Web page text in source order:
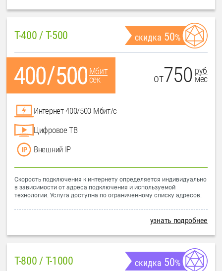
T-400 / T-500 скидка 50%
Мбит
сек
от750 руб
мес
Интернет 400/500 Мбит/с
Цифровое ТВ
Внешний IP
Скорость подключения к интернету определяется индивидуально
в зависимости от адреса подключения и используемой
технологии. Услуга доступна по ограниченному списку адресов.
узнать подробнее
T-800 / T-1000 скидка 50%